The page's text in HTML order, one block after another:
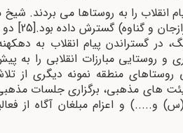
انقلاب را به روستاها می بردند.
و گناوه) گسترش داده بود.[25]
گستراندن پیام انقلاب به
روستایی مبارزات انقلابی را به
منطقه نمونه دیگری از
های مذهبی، برگزاری جلسات
و.....) و اعزام مبلغان آگاه از